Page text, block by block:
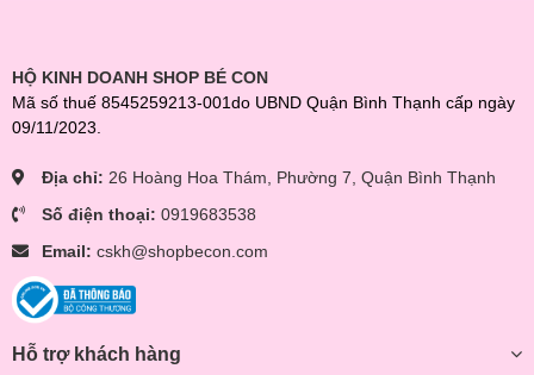
HỘ KINH DOANH SHOP BÉ CON
Mã số thuế 8545259213-001do UBND Quận Bình Thạnh cấp ngày
09/11/2023.
Địa chỉ: 26 Hoàng Hoa Thám, Phường 7, Quận Bình Thạnh
Số điện thoại: 0919683538
Email: cskh@shopbecon.com
Hỗ trợ khách hàng